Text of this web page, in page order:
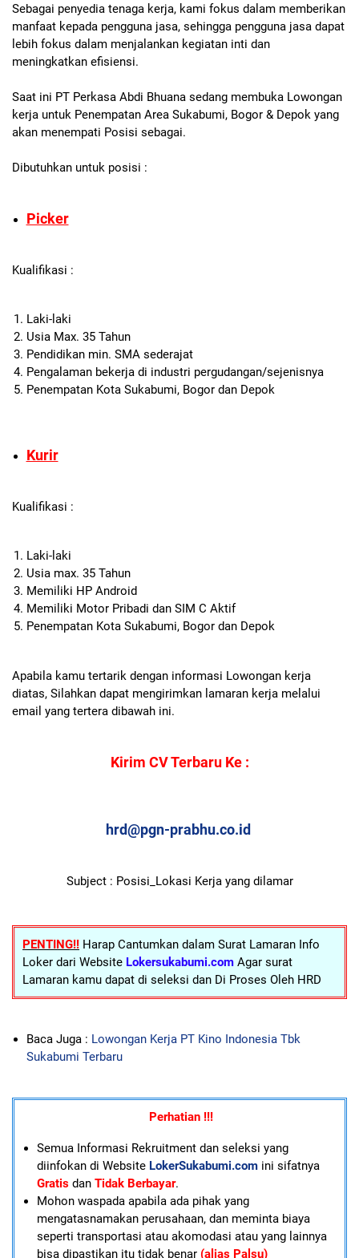
Sebagai penyedia tenaga kerja, kami fokus dalam memberikan
manfaat kepada pengguna jasa, sehingga pengguna jasa dapat
lebih fokus dalam menjalankan kegiatan inti dan
meningkatkan efisiensi.
Saat ini PT Perkasa Abdi Bhuana sedang membuka Lowongan
kerja untuk Penempatan Area Sukabumi, Bogor & Depok yang
akan menempati Posisi sebagai.
Dibutuhkan untuk posisi :
Picker
Kualifikasi :
Laki-laki
Usia Max. 35 Tahun
Pendidikan min. SMA sederajat
Pengalaman bekerja di industri pergudangan/sejenisnya
Penempatan Kota Sukabumi, Bogor dan Depok
Kurir
Kualifikasi :
Laki-laki
Usia max. 35 Tahun
Memiliki HP Android
Memiliki Motor Pribadi dan SIM C Aktif
Penempatan Kota Sukabumi, Bogor dan Depok
Apabila kamu tertarik dengan informasi Lowongan kerja
diatas, Silahkan dapat mengirimkan lamaran kerja melalui
email yang tertera dibawah ini.
Kirim CV Terbaru Ke :
hrd@pgn-prabhu.co.id
Subject : Posisi_Lokasi Kerja yang dilamar
PENTING!! Harap Cantumkan dalam Surat Lamaran Info
Loker dari Website Lokersukabumi.com Agar surat
Lamaran kamu dapat di seleksi dan Di Proses Oleh HRD
Baca Juga : Lowongan Kerja PT Kino Indonesia Tbk
Sukabumi Terbaru
Perhatian !!!
Semua Informasi Rekruitment dan seleksi yang
diinfokan di Website LokerSukabumi.comini sifatnya
Gratisdan Tidak Berbayar.
Mohon waspada apabila ada pihak yang
mengatasnamakan perusahaan, dan meminta biaya
seperti transportasi atau akomodasi atau yang lainnya
bisa dipastikan itu tidak benar (alias Palsu)